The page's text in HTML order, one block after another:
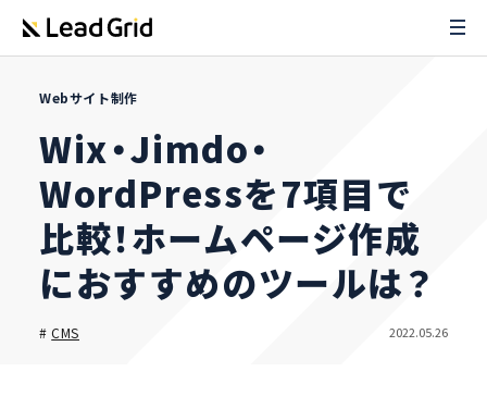
Webサイト制作
Wix・Jimdo・
WordPressを7項目で
比較！ホームページ作成
におすすめのツールは？
#CMS 2022.05.26